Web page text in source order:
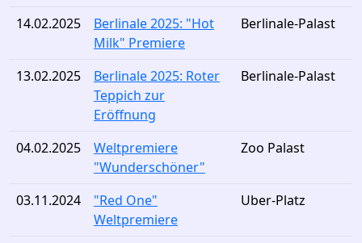
14.02.2025
Berlinale 2025: "Hot
Milk" Premiere
Berlinale-Palast
13.02.2025
Berlinale 2025: Roter
Teppich zur
Eröffnung
Berlinale-Palast
04.02.2025
Weltpremiere
"Wunderschöner"
Zoo Palast
03.11.2024
"Red One"
Weltpremiere
Uber-Platz